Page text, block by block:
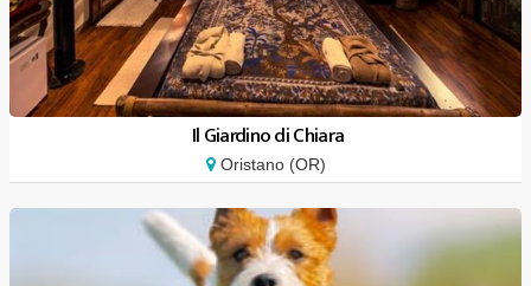
Il Giardino di Chiara
Oristano (OR)